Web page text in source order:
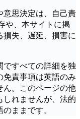
意思決定は、自己責
や、本サイトに掲
失、遅延、損害に
すべての詳細を独
免責事項は英語のみ
ん。このページの他
れませんが、法的
ままです。